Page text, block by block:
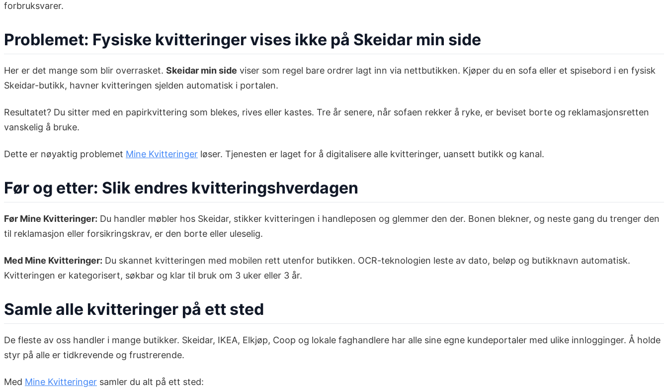
forbruksvarer.
Problemet: Fysiske kvitteringer vises ikke på Skeidar min side
Her er det mange som blir overrasket. Skeidar min side viser som regel bare ordrer lagt inn via nettbutikken. Kjøper du en sofa eller et spisebord i en fysisk
Skeidar-butikk, havner kvitteringen sjelden automatisk i portalen.
Resultatet? Du sitter med en papirkvittering som blekes, rives eller kastes. Tre år senere, når sofaen rekker å ryke, er beviset borte og reklamasjonsretten
vanskelig å bruke.
Dette er nøyaktig problemet Mine Kvitteringer løser. Tjenesten er laget for å digitalisere alle kvitteringer, uansett butikk og kanal.
Før og etter: Slik endres kvitteringshverdagen
Før Mine Kvitteringer: Du handler møbler hos Skeidar, stikker kvitteringen i handleposen og glemmer den der. Bonen blekner, og neste gang du trenger den
til reklamasjon eller forsikringskrav, er den borte eller uleselig.
Med Mine Kvitteringer: Du skannet kvitteringen med mobilen rett utenfor butikken. OCR-teknologien leste av dato, beløp og butikknavn automatisk.
Kvitteringen er kategorisert, søkbar og klar til bruk om 3 uker eller 3 år.
Samle alle kvitteringer på ett sted
De fleste av oss handler i mange butikker. Skeidar, IKEA, Elkjøp, Coop og lokale faghandlere har alle sine egne kundeportaler med ulike innlogginger. Å holde
styr på alle er tidkrevende og frustrerende.
Med Mine Kvitteringer samler du alt på ett sted: